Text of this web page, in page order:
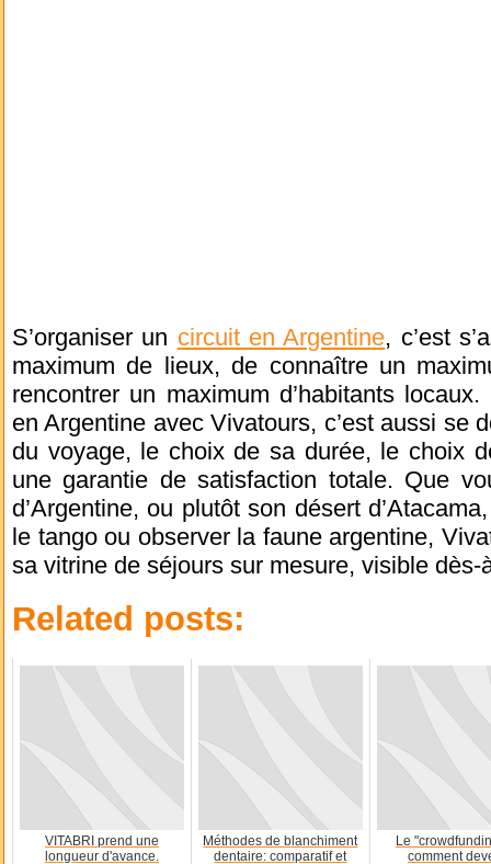
S’organiser un circuit en Argentine, c’est
maximum de lieux, de connaître un
rencontrer un maximum d’habitants
en Argentine avec Vivatours, c’est aussi se
du voyage, le choix de sa durée, le choix
une garantie de satisfaction totale. Que
d’Argentine, ou plutôt son désert
le tango ou observer la faune argentine,
sa vitrine de séjours sur mesure, visible
Related posts:
VITABRI prend une
longueur d'avance.
Méthodes de blanchiment
dentaire: comparatif et
Le
comment